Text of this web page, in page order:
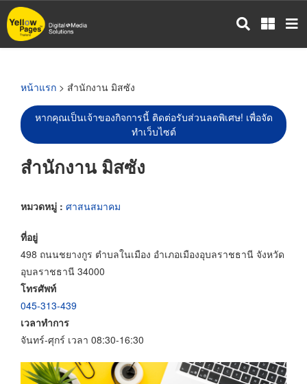
ข้าม
ไป
หน้าแรก > สำนักงาน มิสซัง
หากคุณเป็นเจ้าของกิจการนี้ ติดต่อรับส่วนลดพิเศษ! เพื่อจัด
ทำเว็บไซต์
สำนักงาน มิสซัง
หมวดหมู่ : ศาสนสมาคม
ที่อยู่
498 ถนนชยางกูร ตำบลในเมือง อำเภอเมืองอุบลราชธานี จังหวัด
อุบลราชธานี 34000
โทรศัพท์
045-313-439
เวลาทำการ
จันทร์-ศุกร์ เวลา 08:30-16:30